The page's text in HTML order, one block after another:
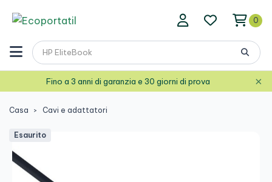
0
Fino a 3 anni di garanzia e 30 giorni di prova ×
Casa Cavi e adattatori
Esaurito